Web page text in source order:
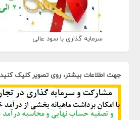
سرمایه گذاری با سود عالی
جهت اطلاعات بیشتر، روی تصویر کلیک کنید